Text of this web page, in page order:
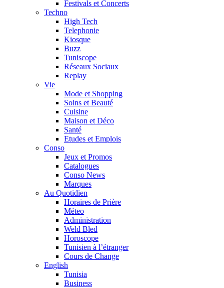
Festivals et Concerts
Techno
High Tech
Telephonie
Kiosque
Buzz
Tuniscope
Réseaux Sociaux
Replay
Vie
Mode et Shopping
Soins et Beauté
Cuisine
Maison et Déco
Santé
Etudes et Emplois
Conso
Jeux et Promos
Catalogues
Conso News
Marques
Au Quotidien
Horaires de Prière
Méteo
Administration
Weld Bled
Horoscope
Tunisien à l’étranger
Cours de Change
English
Tunisia
Business